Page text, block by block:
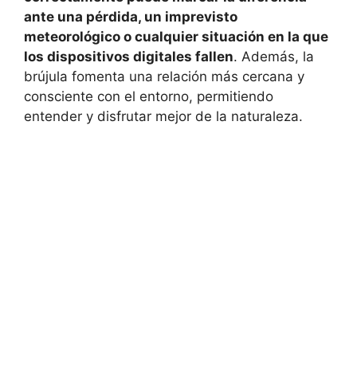
ante una pérdida, un imprevisto
meteorológico o cualquier situación en la que
los dispositivos digitales fallen. Además, la
brújula fomenta una relación más cercana y
consciente con el entorno, permitiendo
entender y disfrutar mejor de la naturaleza.